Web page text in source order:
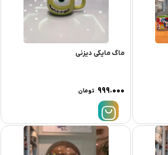
ماگ مایکی دیزنی
۹۹۹.۰۰۰ تومان